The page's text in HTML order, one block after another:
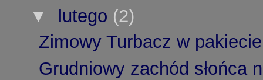
▼
lutego (2)
Zimowy Turbacz w
Grudniowy zachód słońca